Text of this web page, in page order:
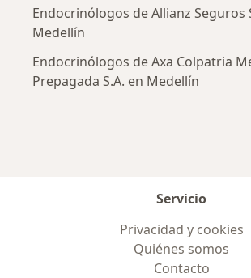
Endocrinólogos de Allianz Seguros
Medellín
Endocrinólogos de Axa Colpatria
Prepagada S.A. en Medellín
Servicio
Privacidad y cookies
Quiénes somos
Contacto